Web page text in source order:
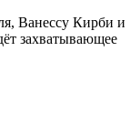
Ванессу Кирби и
захватывающее